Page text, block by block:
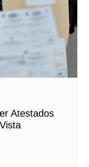
Atestados